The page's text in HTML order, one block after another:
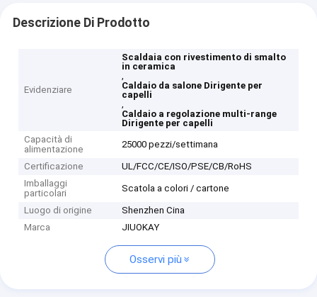
Descrizione Di Prodotto
Evidenziare
Scaldaia con rivestimento di smalto
in ceramica
,
Caldaio da salone Dirigente per
capelli
,
Caldaio a regolazione multi-range
Dirigente per capelli
Capacità di
alimentazione
25000 pezzi/settimana
Certificazione
UL/FCC/CE/ISO/PSE/CB/RoHS
Imballaggi
particolari
Scatola a colori / cartone
Luogo di origine
Shenzhen Cina
Marca
JIUOKAY
Osservi più